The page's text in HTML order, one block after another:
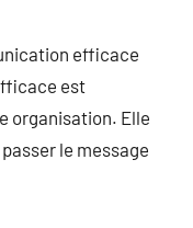
efficace
est
organisation. Elle
le message